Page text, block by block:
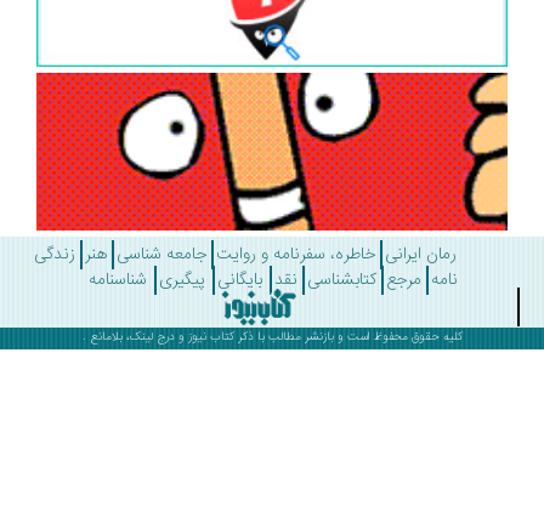
رمان ایرانی خاطره، سفرنامه و روایت جامعه شناسی هنر زندگی
مرجع کتابشناسی نقد بایگانی پیگیری شناسنامه
کلیه حقوق محفوظ است و بازنشر مطالب با ذکرکتاب نیوز و درج لینک، بلامانع .